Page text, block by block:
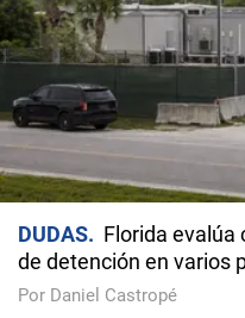
DUDAS
Florida
de detención en varios
Por Daniel Castropé